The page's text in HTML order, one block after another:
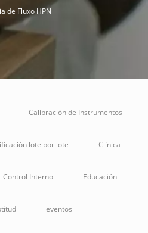
de Fluxo HPN
Calibración de Instrumentos
lote por lote Clínica
Control Interno Educación
eventos